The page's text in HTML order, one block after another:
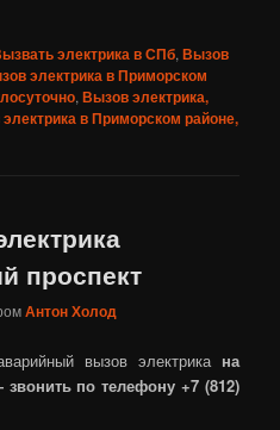
электрика в СПб,Вызов
электрика в Приморском
,Вызов электрика,
в Приморском районе,
проспект
Антон Холод
вызов электрика на
по телефону +7 (812)